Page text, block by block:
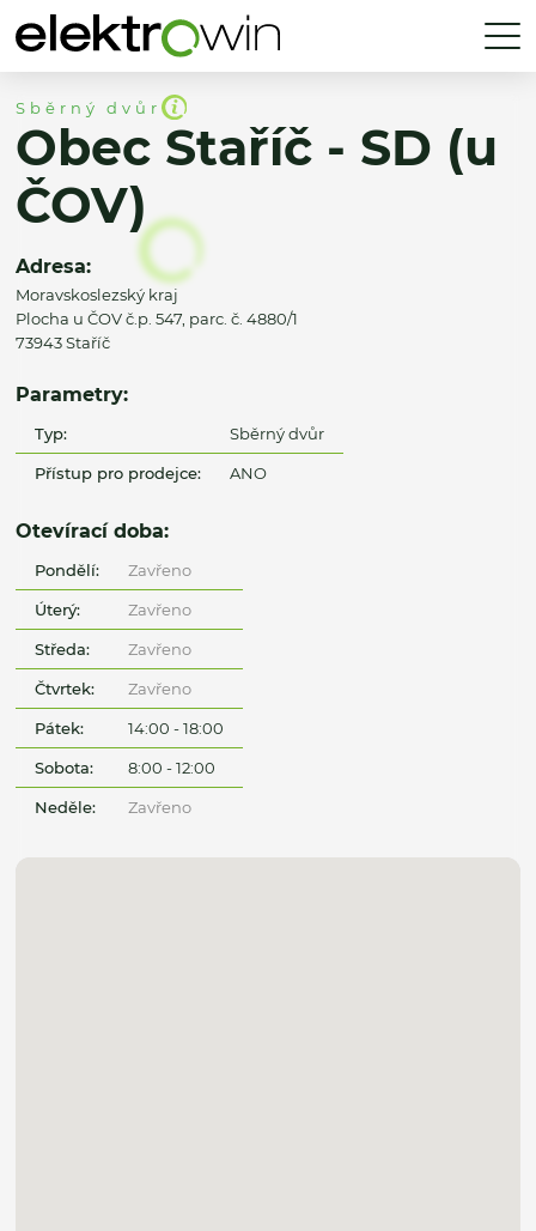
Sběrný dvůr
Obec Staříč - SD (u
ČOV)
Adresa:
Moravskoslezský kraj
Plocha u ČOV č.p. 547, parc. č. 4880/1
73943 Staříč
Parametry:
Typ: Sběrný dvůr
Přístup pro prodejce: ANO
Otevírací doba:
Pondělí: Zavřeno
Úterý: Zavřeno
Středa: Zavřeno
Čtvrtek: Zavřeno
Pátek: 14:00 - 18:00
Sobota: 8:00 - 12:00
Neděle: Zavřeno